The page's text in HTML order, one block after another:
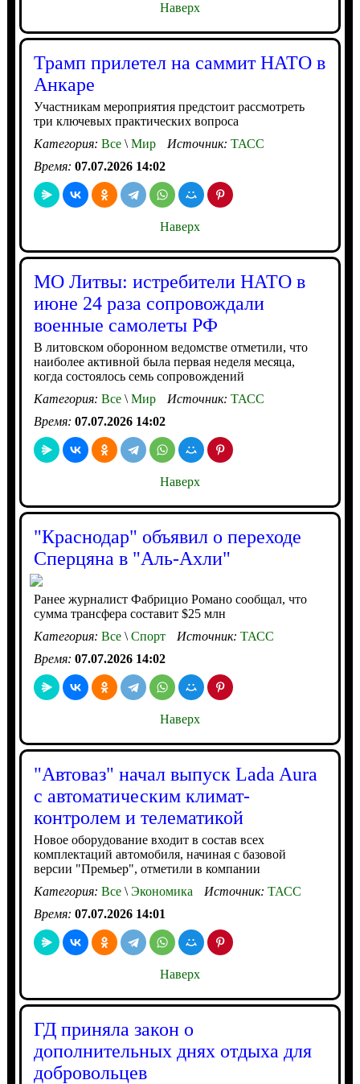
Наверх
Трамп прилетел на саммит НАТО в
Анкаре
Участникам мероприятия предстоит рассмотреть
три ключевых практических вопроса
Категория: Все\Мир Источник: ТАСС
Время: 07.07.2026 14:02
Наверх
МО Литвы: истребители НАТО в
июне 24 раза сопровождали
военные самолеты РФ
В литовском оборонном ведомстве отметили, что
наиболее активной была первая неделя месяца,
когда состоялось семь сопровождений
Категория: Все\Мир Источник: ТАСС
Время: 07.07.2026 14:02
Наверх
"Краснодар" объявил о переходе
Сперцяна в "Аль-Ахли"
Ранее журналист Фабрицио Романо сообщал, что
сумма трансфера составит $25 млн
Категория: Все\Спорт Источник: ТАСС
Время: 07.07.2026 14:02
Наверх
"Автоваз" начал выпуск Lada Aura
с автоматическим климат-
контролем и телематикой
Новое оборудование входит в состав всех
комплектаций автомобиля, начиная с базовой
версии "Премьер", отметили в компании
Категория: Все\Экономика Источник: ТАСС
Время: 07.07.2026 14:01
Наверх
ГД приняла закон о
дополнительных днях отдыха для
добровольцев